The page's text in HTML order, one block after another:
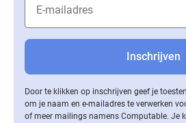
Door te klikken op inschrijven geef je
om je naam en e-mailadres te verwerken
of meer mailings namens Computable. Je